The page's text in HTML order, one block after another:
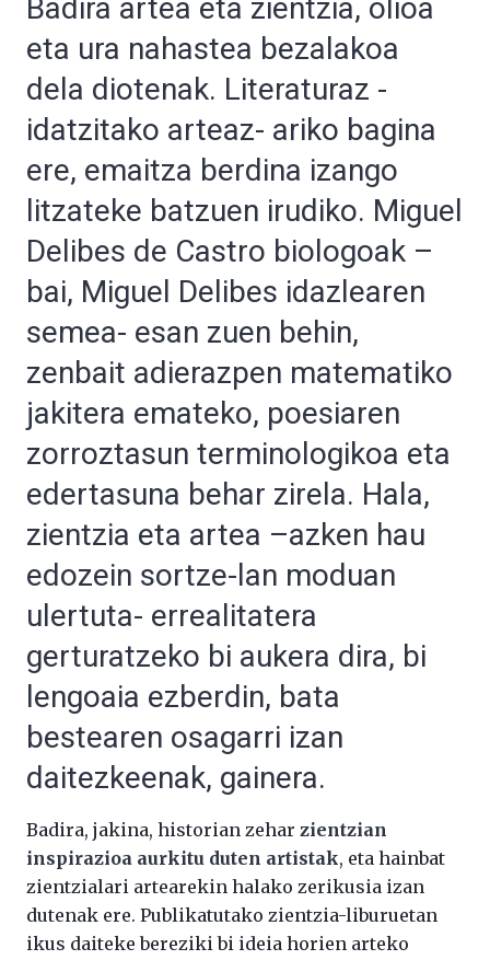
Badira artea eta zientzia, olioa
eta ura nahastea bezalakoa
dela diotenak. Literaturaz -
idatzitako arteaz- ariko bagina
ere, emaitza berdina izango
litzateke batzuen irudiko. Miguel
Delibes de Castro biologoak –
bai, Miguel Delibes idazlearen
semea- esan zuen behin,
zenbait adierazpen matematiko
jakitera emateko, poesiaren
zorroztasun terminologikoa eta
edertasuna behar zirela. Hala,
zientzia eta artea –azken hau
edozein sortze-lan moduan
ulertuta- errealitatera
gerturatzeko bi aukera dira, bi
lengoaia ezberdin, bata
bestearen osagarri izan
daitezkeenak, gainera.
Badira, jakina, historian zehar zientzian
inspirazioa aurkitu duten artistak, eta hainbat
zientzialari artearekin halako zerikusia izan
dutenak ere. Publikatutako zientzia-liburuetan
ikus daiteke bereziki bi ideia horien arteko